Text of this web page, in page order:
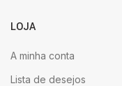
LOJA
A minha conta
Lista de desejos